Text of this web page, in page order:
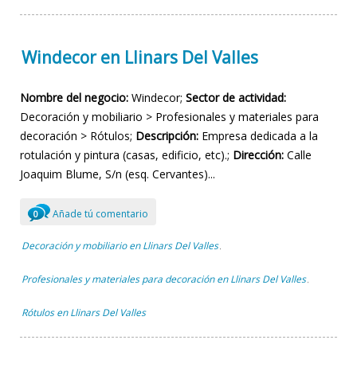
Windecor en Llinars Del Valles
Nombre del negocio: Windecor; Sector de actividad:
Decoración y mobiliario > Profesionales y materiales para
decoración > Rótulos; Descripción: Empresa dedicada a la
rotulación y pintura (casas, edificio, etc).; Dirección: Calle
Joaquim Blume, S/n (esq. Cervantes)...
0 Añade tú comentario
Decoración y mobiliario en Llinars Del Valles ,
Profesionales y materiales para decoración en Llinars Del Valles ,
Rótulos en Llinars Del Valles